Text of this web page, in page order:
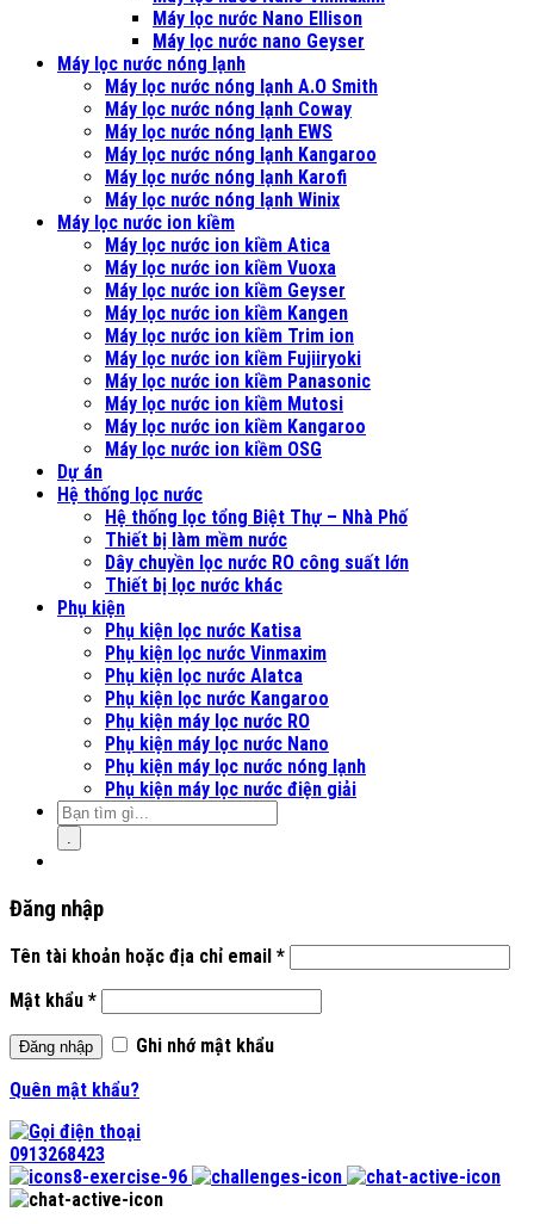
Máy lọc nước Nano Ellison
Máy lọc nước nano Geyser
Máy lọc nước nóng lạnh
Máy lọc nước nóng lạnh A.O Smith
Máy lọc nước nóng lạnh Coway
Máy lọc nước nóng lạnh EWS
Máy lọc nước nóng lạnh Kangaroo
Máy lọc nước nóng lạnh Karofi
Máy lọc nước nóng lạnh Winix
Máy lọc nước ion kiềm
Máy lọc nước ion kiềm Atica
Máy lọc nước ion kiềm Vuoxa
Máy lọc nước ion kiềm Geyser
Máy lọc nước ion kiềm Kangen
Máy lọc nước ion kiềm Trim ion
Máy lọc nước ion kiềm Fujiiryoki
Máy lọc nước ion kiềm Panasonic
Máy lọc nước ion kiềm Mutosi
Máy lọc nước ion kiềm Kangaroo
Máy lọc nước ion kiềm OSG
Dự án
Hệ thống lọc nước
Hệ thống lọc tổng Biệt Thự – Nhà Phố
Thiết bị làm mềm nước
Dây chuyền lọc nước RO công suất lớn
Thiết bị lọc nước khác
Phụ kiện
Phụ kiện lọc nước Katisa
Phụ kiện lọc nước Vinmaxim
Phụ kiện lọc nước Alatca
Phụ kiện lọc nước Kangaroo
Phụ kiện máy lọc nước RO
Phụ kiện máy lọc nước Nano
Phụ kiện máy lọc nước nóng lạnh
Phụ kiện máy lọc nước điện giải
.
Đăng nhập
Tên tài khoản hoặc địa chỉ email *
Mật khẩu *
Đăng nhập
Ghi nhớ mật khẩu
Quên mật khẩu?
0913268423